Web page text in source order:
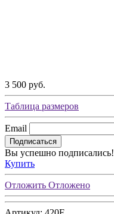
3 500 руб.
Таблица размеров
Email
Подписаться
Вы успешно подписались!
Купить
Отложить Отложено